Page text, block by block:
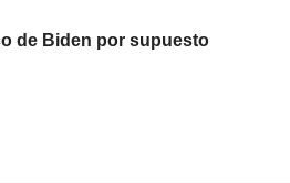
de Biden por supuesto